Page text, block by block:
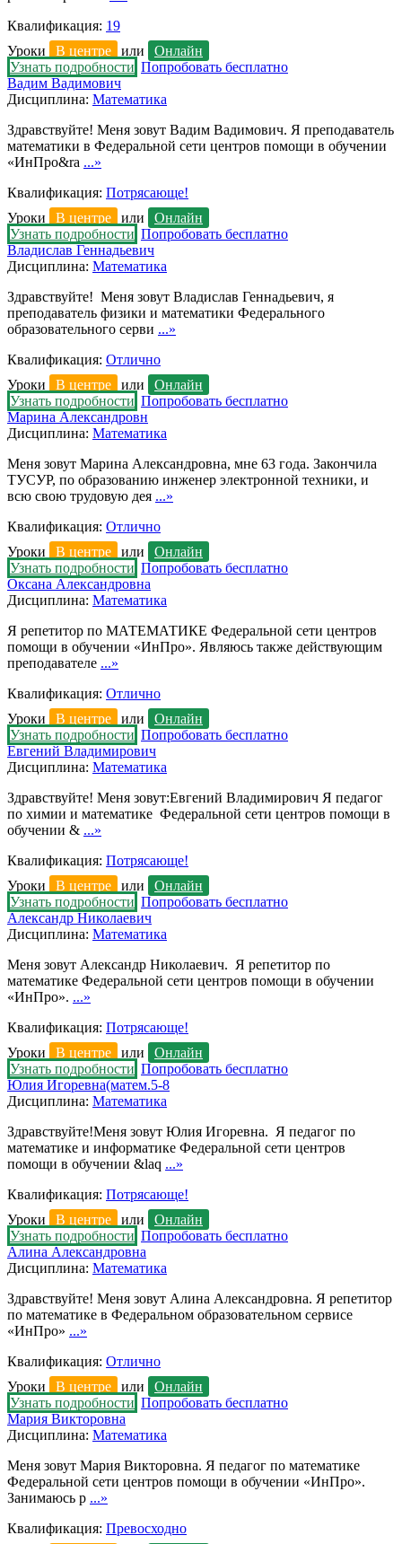
Квалификация: 19
Уроки
В центре или
Онлайн
Узнать подробности Попробовать бесплатно
Вадим Вадимович
Дисциплина: Математика
Здравствуйте! Меня зовут Вадим Вадимович. Я преподаватель
математики в Федеральной сети центров помощи в обучении
«ИнПро&ra ...»
Квалификация: Потрясающе!
Уроки
В центре или
Онлайн
Узнать подробности Попробовать бесплатно
Владислав Геннадьевич
Дисциплина: Математика
Здравствуйте! Меня зовут Владислав Геннадьевич, я
преподаватель физики и математики Федерального
образовательного серви ...»
Квалификация: Отлично
Уроки
В центре или
Онлайн
Узнать подробности Попробовать бесплатно
Марина Александровн
Дисциплина: Математика
Меня зовут Марина Александровна, мне 63 года. Закончила
ТУСУР, по образованию инженер электронной техники, и
всю свою трудовую дея ...»
Квалификация: Отлично
Уроки
В центре или
Онлайн
Узнать подробности Попробовать бесплатно
Оксана Александровна
Дисциплина: Математика
Я репетитор по МАТЕМАТИКЕ Федеральной сети центров
помощи в обучении «ИнПро». Являюсь также действующим
преподавателе ...»
Квалификация: Отлично
Уроки
В центре или
Онлайн
Узнать подробности Попробовать бесплатно
Евгений Владимирович
Дисциплина: Математика
Здравствуйте! Меня зовут:Евгений Владимирович Я педагог
по химии и математике Федеральной сети центров помощи в
обучении & ...»
Квалификация: Потрясающе!
Уроки
В центре или
Онлайн
Узнать подробности Попробовать бесплатно
Александр Николаевич
Дисциплина: Математика
Меня зовут Александр Николаевич. Я репетитор по
математике Федеральной сети центров помощи в обучении
«ИнПро». ...»
Квалификация: Потрясающе!
Уроки
В центре или
Онлайн
Узнать подробности Попробовать бесплатно
Юлия Игоревна(матем.5-8
Дисциплина: Математика
Здравствуйте!Меня зовут Юлия Игоревна. Я педагог по
математике и информатике Федеральной сети центров
помощи в обучении &laq ...»
Квалификация: Потрясающе!
Уроки
В центре или
Онлайн
Узнать подробности Попробовать бесплатно
Алина Александровна
Дисциплина: Математика
Здравствуйте! Меня зовут Алина Александровна. Я репетитор
по математике в Федеральном образовательном сервисе
«ИнПро» ...»
Квалификация: Отлично
Уроки
В центре или
Онлайн
Узнать подробности Попробовать бесплатно
Мария Викторовна
Дисциплина: Математика
Меня зовут Мария Викторовна. Я педагог по математике
Федеральной сети центров помощи в обучении «ИнПро».
Занимаюсь р ...»
Квалификация: Превосходно